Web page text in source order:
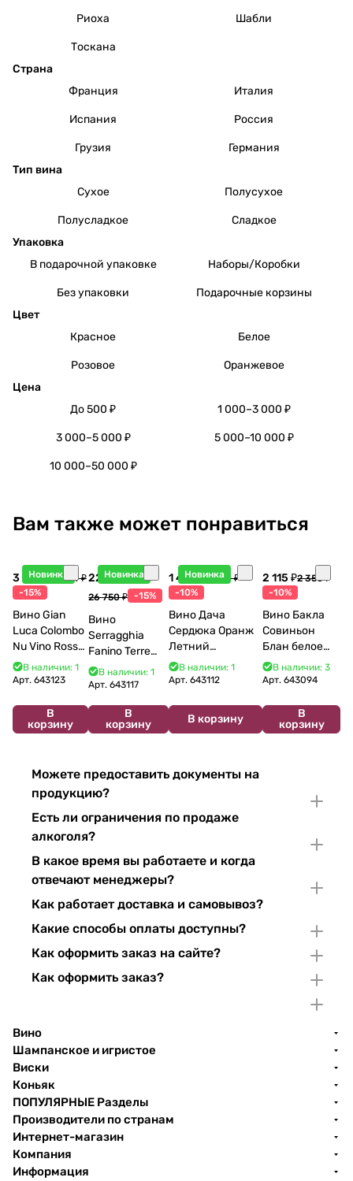
Риоха Шабли
Тоскана
Страна
Франция
Италия
Испания Россия
Грузия
Германия
Тип вина
Сухое
Полусухое
Полусладкое
Сладкое
Упаковка
В подарочной упаковке
Наборы/Коробки
Без упаковки
Подарочные корзины
Цвет
Красное
Белое
Розовое
Оранжевое
Цена
До 500 ₽
1 000–3 000 ₽
3 000–5 000 ₽ 5 000–10 000 ₽
10 000–50 000 ₽
Вам также может понравиться
Новинка
3 998 ₽4 704 ₽
-15%
Вино Gian
Luca Colombo
Nu Vino Rosso
2025 750 мл
В наличии: 1
Арт. 643123
В
корзину
Новинка
22 738 ₽
26 750 ₽ -15%
Вино
Serragghia
Fanino Terre
Siciliane IGP
2022 750 мл
В наличии: 1
Арт.643117
В
корзину
Новинка
1 440 ₽1 600 ₽
-10%
Вино Дача
Сердюка Оранж
Летний
Сибирьковый
2024 750 мл
В наличии: 1
Арт. 643112
В корзину
2 115 ₽2 350 ₽
-10%
Вино Бакла
Совиньон
Блан белое
сухое 750 мл
12%
В наличии: 3
Арт.643094
В
корзину
Можете предоставить документы на
продукцию?
Есть ли ограничения по продаже
алкоголя?
В какое время вы работаете и когда
отвечают менеджеры?
Как работает доставка и самовывоз?
Какие способы оплаты доступны?
Как оформить заказ на сайте?
Как оформить заказ?
Вино
Шампанское и игристое
Виски
Коньяк
ПОПУЛЯРНЫЕ Разделы
Производители по странам
Интернет-магазин
Компания
Информация